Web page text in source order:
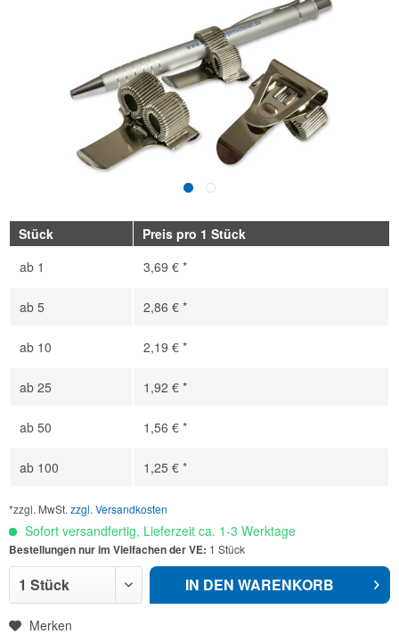
Stück
Preis pro 1 Stück
ab 1 3,69 € *
ab 5 2,86 € *
ab 10 2,19 € *
ab 25 1,92 € *
ab 50 1,56 € *
ab 100 1,25 € *
*zzgl. MwSt. zzgl. Versandkosten
Sofort versandfertig, Lieferzeit ca. 1-3 Werktage
Bestellungen nur im Vielfachen der VE: 1 Stück
IN DEN WARENKORB
Merken